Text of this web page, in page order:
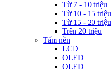
Từ 7 - 10 triệu
Từ 10 - 15 triệu
Từ 15 - 20 triệu
Trên 20 triệu
Tấm nền
LCD
OLED
QLED